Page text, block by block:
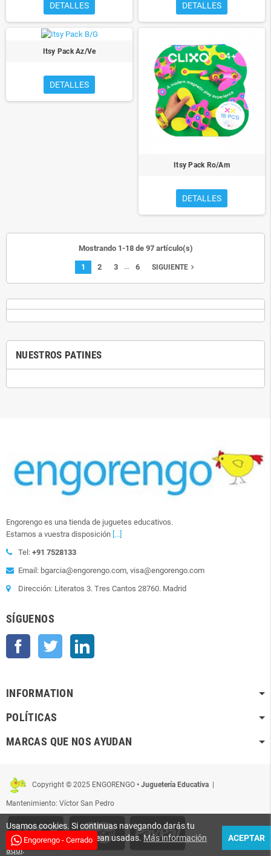
NUESTROS PATINES
DETALLES DETALLES
Itsy Pack Az/Ve
DETALLES
Itsy Pack Ro/Am
DETALLES
Mostrando 1-18 de 97 artículo(s)
1 2 3 … 6 SIGUIENTEnavigate_next
Engorengo es una tienda de juguetes educativos.
Estamos a vuestra disposición [...]
Tel: +91 7528133
Email: bgarcia@engorengo.com, visa@engorengo.com
Dirección: Literatos 3. Tres Cantos 28760. Madrid
SÍGUENOS
Facebook Twitter
INFORMATION
POLÍTICAS
MARCAS QUE NOS AYUDAN
Copyright © 2025 ENGORENGO • Juguetería Educativa
Mantenimiento: Víctor San Pedro
Usamos cookies. Si continuas navegando darás tu
conformidad para que sean usadas. Más información
aquí.
ACEPTAR
Engorengo - Cerrado